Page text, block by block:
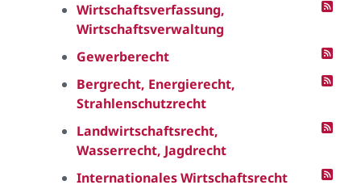
Wirtschaftsverfassung,
Wirtschaftsverwaltung
Gewerberecht
Bergrecht, Energierecht,
Strahlenschutzrecht
Landwirtschaftsrecht,
Wasserrecht, Jagdrecht
Internationales Wirtschaftsrecht